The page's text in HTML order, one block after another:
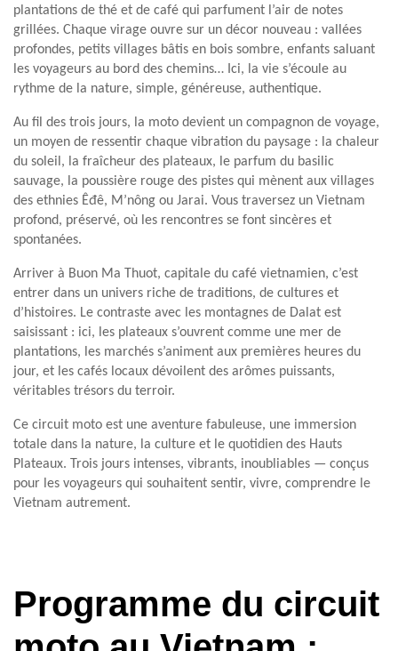
plantations de thé et de café qui parfument l’air de notes
grillées. Chaque virage ouvre sur un décor nouveau : vallées
profondes, petits villages bâtis en bois sombre, enfants saluant
les voyageurs au bord des chemins… Ici, la vie s’écoule au
rythme de la nature, simple, généreuse, authentique.
Au fil des trois jours, la moto devient un compagnon de voyage,
un moyen de ressentir chaque vibration du paysage : la chaleur
du soleil, la fraîcheur des plateaux, le parfum du basilic
sauvage, la poussière rouge des pistes qui mènent aux villages
des ethnies Êđê, M’nông ou Jarai. Vous traversez un Vietnam
profond, préservé, où les rencontres se font sincères et
spontanées.
Arriver à Buon Ma Thuot, capitale du café vietnamien, c’est
entrer dans un univers riche de traditions, de cultures et
d’histoires. Le contraste avec les montagnes de Dalat est
saisissant : ici, les plateaux s’ouvrent comme une mer de
plantations, les marchés s’animent aux premières heures du
jour, et les cafés locaux dévoilent des arômes puissants,
véritables trésors du terroir.
Ce circuit moto est une aventure fabuleuse, une immersion
totale dans la nature, la culture et le quotidien des Hauts
Plateaux. Trois jours intenses, vibrants, inoubliables — conçus
pour les voyageurs qui souhaitent sentir, vivre, comprendre le
Vietnam autrement.
Programme du circuit